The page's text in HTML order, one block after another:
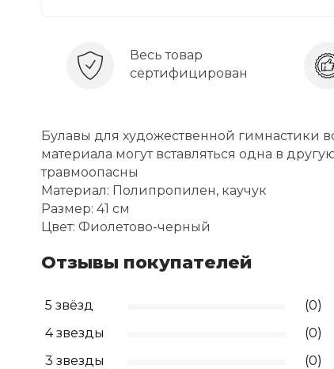
Весь товар
сертифицирован
Булавы для художественной гимнастики
материала могут вставляться одна в
травмоопасны
Материал: Полипропилен, каучук
Размер: 41 см
Цвет: Фиолетово-черный
Отзывы покупателей
5 звёзд
(0)
4 звезды
(0)
3 звезды
(0)